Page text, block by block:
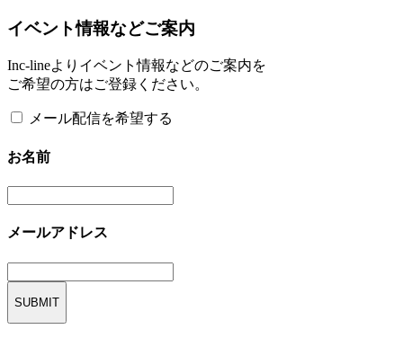
イベント情報などご案内
Inc-lineよりイベント情報などのご案内を
ご希望の方はご登録ください。
メール配信を希望する
お名前
メールアドレス
SUBMIT